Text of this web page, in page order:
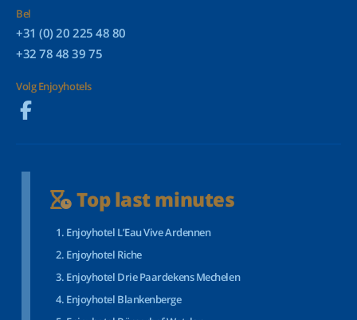
Bel
+31 (0) 20 225 48 80
+32 78 48 39 75
Volg Enjoyhotels
Top last minutes
Enjoyhotel L’Eau Vive Ardennen
Enjoyhotel Riche
Enjoyhotel Drie Paardekens Mechelen
Enjoyhotel Blankenberge